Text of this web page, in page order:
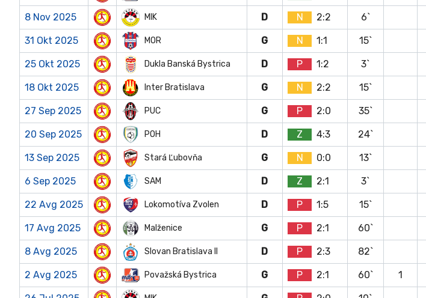
8 Nov 2025 MIK D N 2:2 6`
31 Okt 2025 MOR G N 1:1 15`
25 Okt 2025 Dukla Banská Bystrica D P 1:2 3`
18 Okt 2025 Inter Bratislava G N 2:2 15`
27 Sep 2025 PUC G P 2:0 35`
20 Sep 2025 POH D Z 4:3 24`
13 Sep 2025 Stará Ľubovňa G N 0:0 13`
6 Sep 2025 SAM D Z 2:1 3`
22 Avg 2025 Lokomotíva Zvolen D P 1:5 15`
17 Avg 2025 Malženice G P 2:1 60`
8 Avg 2025 Slovan Bratislava II D P 2:3 82`
2 Avg 2025 Považská Bystrica G P 2:1 60` 1